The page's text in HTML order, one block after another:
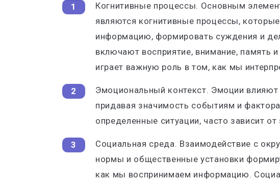
Когнитивные процессы. Основным
являются когнитивные процессы,
информацию, формировать суждения и
включают восприятие, внимание,
играет важную роль в том, как мы
Эмоциональный контекст. Эмоции влияют
придавая значимость событиям и
определенные ситуации, часто зависит
Социальная среда. Взаимодействие с
нормы и общественные установки
как мы воспринимаем информацию.